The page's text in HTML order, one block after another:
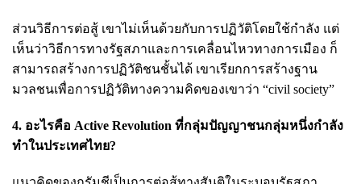
ส่วนวิธีการต่อสู้ เขาไม่เห็นด้วยกับการปฏิวัติโดยใช้กำลัง แต่
เห็นว่าวิธีการทางรัฐสภาและการเคลื่อนไหวทางการเมือง ก็
สามารถสร้างการปฏิวัติชนชั้นได้ เขาเรียกการสร้างฐาน
มวลชนเพื่อการปฏิวัติทางความคิดของเขาว่า “civil society”
4. อะไรคือ Active Revolution ที่กลุ่มปัญญาชนกลุ่มหนึ่งกำลัง
ทำในประเทศไทย?